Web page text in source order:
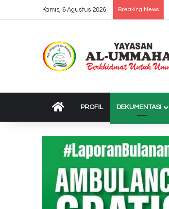
Kamis, 6 Agustus 2026 Breaking News
BERANDA
PROFIL DEKUMENTASI